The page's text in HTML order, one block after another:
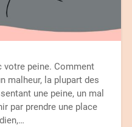
votre peine. Comment
malheur, la plupart des
une peine, un mal
par prendre une place